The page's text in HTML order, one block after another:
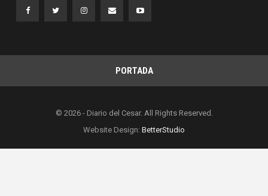
PORTADA
© 2026 - Diario del Cesar. All Rights Reserved.
Website Design: BetterStudio